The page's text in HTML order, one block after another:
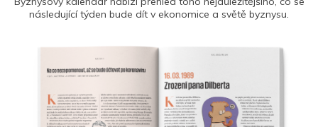
následující týden bude dít v ekonomice a světě byznysu.